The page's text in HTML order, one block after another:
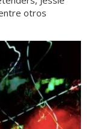
otros